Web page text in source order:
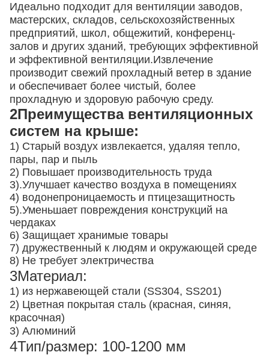
Идеально подходит для вентиляции заводов,
мастерских, складов, сельскохозяйственных
предприятий, школ, общежитий, конференц-
залов и других зданий, требующих эффективной
и эффективной вентиляции.Извлечение
производит свежий прохладный ветер в здание
и обеспечивает более чистый, более
прохладную и здоровую рабочую среду.
2Преимущества вентиляционных
систем на крыше:
1) Старый воздух извлекается, удаляя тепло,
пары, пар и пыль
2) Повышает производительность труда
3).Улучшает качество воздуха в помещениях
4) водонепроницаемость и птицезащитность
5).Уменьшает повреждения конструкций на
чердаках
6) Защищает хранимые товары
7) дружественный к людям и окружающей среде
8) Не требует электричества
3Материал:
1) из нержавеющей стали (SS304, SS201)
2) Цветная покрытая сталь (красная, синяя,
красочная)
3) Алюминий
4Тип/размер: 100-1200 мм